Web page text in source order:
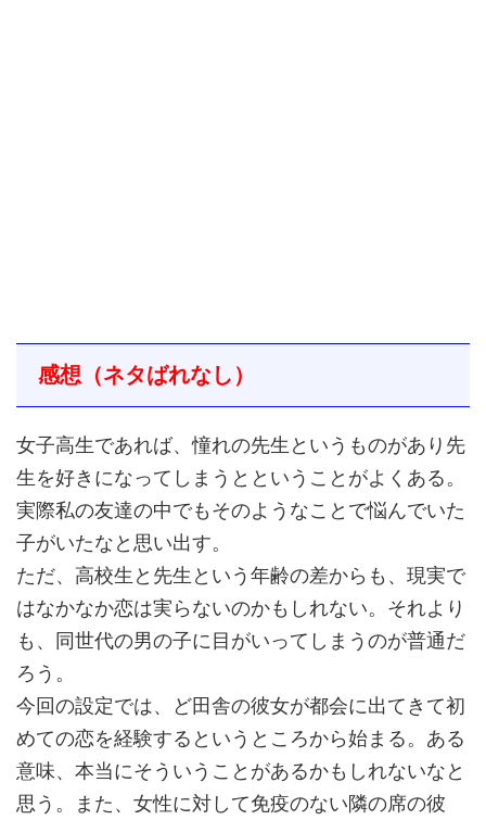
感想（ネタばれなし）
女子高生であれば、憧れの先生というものがあり先
生を好きになってしまうとということがよくある。
実際私の友達の中でもそのようなことで悩んでいた
子がいたなと思い出す。
ただ、高校生と先生という年齢の差からも、現実で
はなかなか恋は実らないのかもしれない。それより
も、同世代の男の子に目がいってしまうのが普通だ
ろう。
今回の設定では、ど田舎の彼女が都会に出てきて初
めての恋を経験するというところから始まる。ある
意味、本当にそういうことがあるかもしれないなと
思う。また、女性に対して免疫のない隣の席の彼